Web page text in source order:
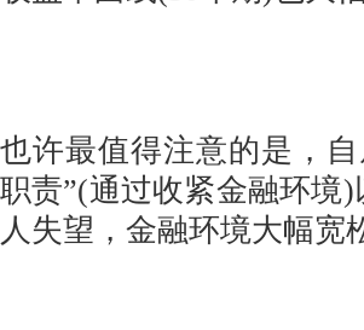
也许最值得注意的是，
职责”(通过收紧金融环境
人失望，金融环境大幅